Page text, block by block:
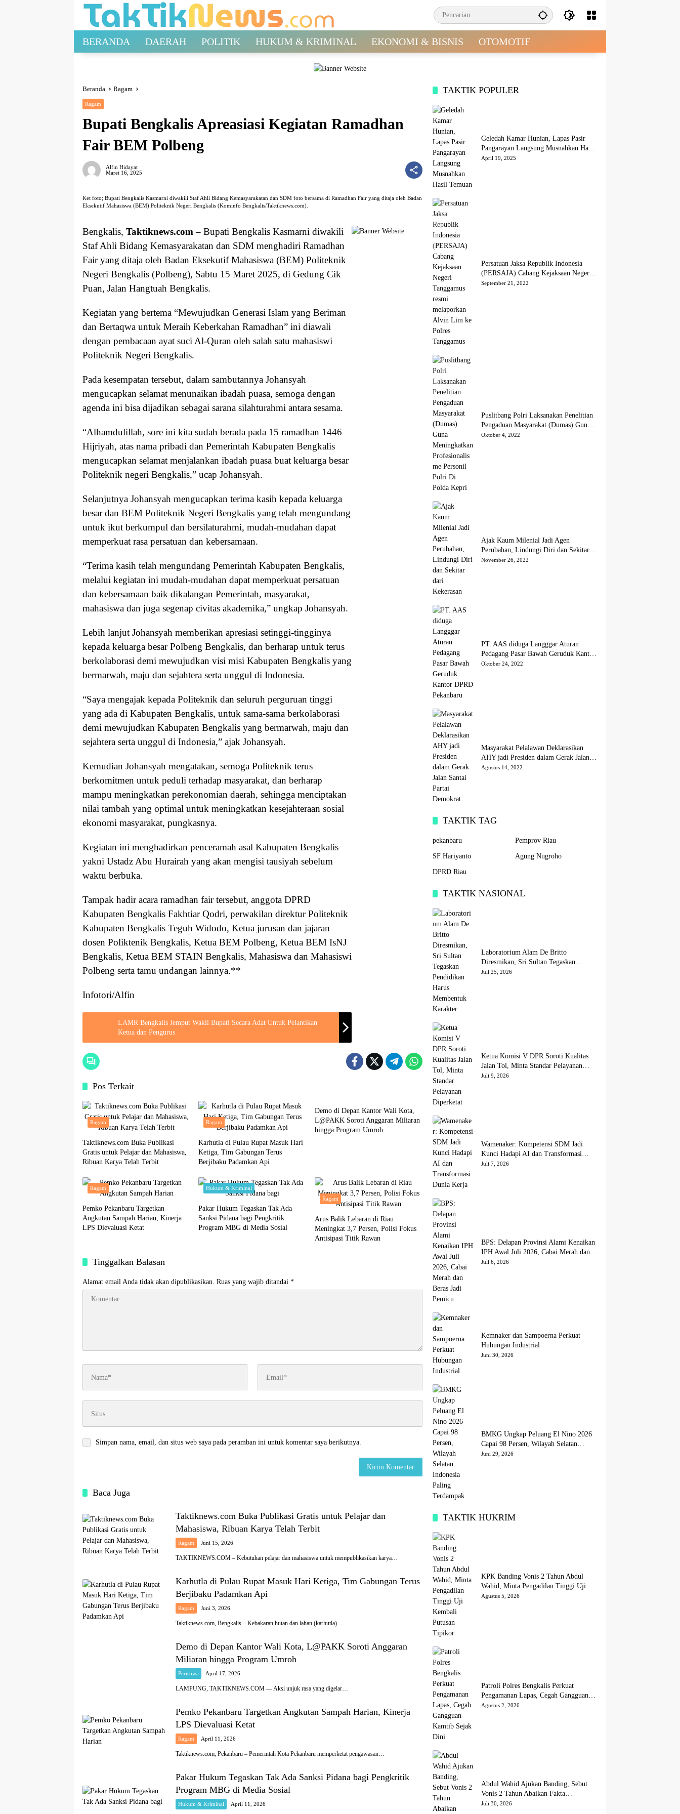
BERANDA DAERAH POLITIK HUKUM & KRIMINAL EKONOMI & BISNIS OTOMOTIF
Beranda Ragam
Ragam
Bupati Bengkalis Apreasiasi Kegiatan Ramadhan
Fair BEM Polbeng
Alfin Hidayat
Maret 16, 2025
Ket foto; Bupati Bengkalis Kasmarni diwakili Staf Ahli Bidang Kemasyarakatan dan SDM foto bersama di Ramadhan Fair yang ditaja oleh Badan
Eksekutif Mahasiswa (BEM) Politeknik Negeri Bengkalis (Kominfo Bengkalis/Taktiknews.com).
Bengkalis, Taktiknews.com– Bupati Bengkalis Kasmarni diwakili
Staf Ahli Bidang Kemasyarakatan dan SDM menghadiri Ramadhan
Fair yang ditaja oleh Badan Eksekutif Mahasiswa (BEM) Politeknik
Negeri Bengkalis (Polbeng), Sabtu 15 Maret 2025, di Gedung Cik
Puan, Jalan Hangtuah Bengkalis.
Kegiatan yang bertema “Mewujudkan Generasi Islam yang Beriman
dan Bertaqwa untuk Meraih Keberkahan Ramadhan” ini diawali
dengan pembacaan ayat suci Al-Quran oleh salah satu mahasiswi
Politeknik Negeri Bengkalis.
Pada kesempatan tersebut, dalam sambutannya Johansyah
mengucapkan selamat menunaikan ibadah puasa, semoga dengan
agenda ini bisa dijadikan sebagai sarana silahturahmi antara sesama.
“Alhamdulillah, sore ini kita sudah berada pada 15 ramadhan 1446
Hijriyah, atas nama pribadi dan Pemerintah Kabupaten Bengkalis
mengucapkan selamat menjalankan ibadah puasa buat keluarga besar
Politeknik negeri Bengkalis,” ucap Johansyah.
Selanjutnya Johansyah mengucapkan terima kasih kepada keluarga
besar dan BEM Politeknik Negeri Bengkalis yang telah mengundang
untuk ikut berkumpul dan bersilaturahmi, mudah-mudahan dapat
memperkuat rasa persatuan dan kebersamaan.
“Terima kasih telah mengundang Pemerintah Kabupaten Bengkalis,
melalui kegiatan ini mudah-mudahan dapat memperkuat persatuan
dan kebersamaan baik dikalangan Pemerintah, masyarakat,
mahasiswa dan juga segenap civitas akademika,” ungkap Johansyah.
Lebih lanjut Johansyah memberikan apresiasi setinggi-tingginya
kepada keluarga besar Polbeng Bengkalis, dan berharap untuk terus
berkolaborasi demi mewujudkan visi misi Kabupaten Bengkalis yang
bermarwah, maju dan sejahtera serta unggul di Indonesia.
“Saya mengajak kepada Politeknik dan seluruh perguruan tinggi
yang ada di Kabupaten Bengkalis, untuk sama-sama berkolaborasi
demi mewujudkan Kabupaten Bengkalis yang bermarwah, maju dan
sejahtera serta unggul di Indonesia,” ajak Johansyah.
Kemudian Johansyah mengatakan, semoga Politeknik terus
berkomitmen untuk peduli terhadap masyarakat, dan berharap
mampu meningkatkan perekonomian daerah, sehingga menciptakan
nilai tambah yang optimal untuk meningkatkan kesejahteraan sosial
ekonomi masyarakat, pungkasnya.
Kegiatan ini menghadirkan penceramah asal Kabupaten Bengkalis
yakni Ustadz Abu Hurairah yang akan mengisi tausiyah sebelum
waktu berbuka.
Tampak hadir acara ramadhan fair tersebut, anggota DPRD
Kabupaten Bengkalis Fakhtiar Qodri, perwakilan direktur Politeknik
Kabupaten Bengkalis Teguh Widodo, Ketua jurusan dan jajaran
dosen Poliktenik Bengkalis, Ketua BEM Polbeng, Ketua BEM IsNJ
Bengkalis, Ketua BEM STAIN Bengkalis, Mahasiswa dan Mahasiswi
Polbeng serta tamu undangan lainnya.**
Infotori/Alfin
LAMR Bengkalis Jemput Wakil Bupati Secara Adat Untuk Pelantikan
Ketua dan Pengurus
Pos Terkait
Ragam
Taktiknews.com Buka Publikasi
Gratis untuk Pelajar dan Mahasiswa,
Ribuan Karya Telah Terbit
Ragam
Karhutla di Pulau Rupat Masuk Hari
Ketiga, Tim Gabungan Terus
Berjibaku Padamkan Api
Demo di Depan Kantor Wali Kota,
L@PAKK Soroti Anggaran Miliaran
hingga Program Umroh
Ragam
Pemko Pekanbaru Targetkan
Angkutan Sampah Harian, Kinerja
LPS Dievaluasi Ketat
Hukum & Kriminal
Pakar Hukum Tegaskan Tak Ada
Sanksi Pidana bagi Pengkritik
Program MBG di Media Sosial
Ragam
Arus Balik Lebaran di Riau
Meningkat 3,7 Persen, Polisi Fokus
Antisipasi Titik Rawan
Tinggalkan Balasan
Alamat email Anda tidak akan dipublikasikan. Ruas yang wajib ditandai *
Simpan nama, email, dan situs web saya pada peramban ini untuk komentar saya berikutnya.
Baca Juga
Taktiknews.com Buka Publikasi Gratis untuk Pelajar dan
Mahasiswa, Ribuan Karya Telah Terbit
Ragam Juni 15, 2026
TAKTIKNEWS.COM – Kebutuhan pelajar dan mahasiswa untuk mempublikasikan karya…
Karhutla di Pulau Rupat Masuk Hari Ketiga, Tim Gabungan Terus
Berjibaku Padamkan Api
Ragam Juni 3, 2026
Taktiknews.com, Bengkalis – Kebakaran hutan dan lahan (karhutla)…
Demo di Depan Kantor Wali Kota, L@PAKK Soroti Anggaran
Miliaran hingga Program Umroh
Peristiwa April 17, 2026
LAMPUNG, TAKTIKNEWS.COM — Aksi unjuk rasa yang digelar…
Pemko Pekanbaru Targetkan Angkutan Sampah Harian, Kinerja
LPS Dievaluasi Ketat
Ragam April 11, 2026
Taktiknews.com, Pekanbaru – Pemerintah Kota Pekanbaru memperketat pengawasan…
Pakar Hukum Tegaskan Tak Ada Sanksi Pidana bagi Pengkritik
Program MBG di Media Sosial
Hukum & Kriminal April 11, 2026
TAKTIK POPULER
Geledah Kamar Hunian, Lapas Pasir
Pangarayan Langsung Musnahkan Hasil
Temuan
April 19, 2025
Persatuan Jaksa Republik Indonesia
(PERSAJA) Cabang Kejaksaan Negeri
Tanggamus resmi melaporkan Alvin
September 21, 2022
Puslitbang Polri Laksanakan Penelitian
Pengaduan Masyarakat (Dumas) Guna
Meningkatkan Profesionalisme Personil
Oktober 4, 2022
Ajak Kaum Milenial Jadi Agen
Perubahan, Lindungi Diri dan Sekitar
dari Kekerasan
November 26, 2022
PT. AAS diduga Langggar Aturan
Pedagang Pasar Bawah Geruduk Kantor
DPRD Pekanbaru
Oktober 24, 2022
Masyarakat Pelalawan Deklarasikan
AHY jadi Presiden dalam Gerak Jalan
Santai Partai Demokrat
Agustus 14, 2022
TAKTIK TAG
pekanbaru Pemprov Riau
SF Hariyanto Agung Nugroho
DPRD Riau
TAKTIK NASIONAL
Laboratorium Alam De Britto
Diresmikan, Sri Sultan Tegaskan
Pendidikan Harus Membentuk Karakter
Juli 25, 2026
Ketua Komisi V DPR Soroti Kualitas
Jalan Tol, Minta Standar Pelayanan
Diperketat
Juli 9, 2026
Wamenaker: Kompetensi SDM Jadi
Kunci Hadapi AI dan Transformasi
Dunia Kerja
Juli 7, 2026
BPS: Delapan Provinsi Alami Kenaikan
IPH Awal Juli 2026, Cabai Merah dan
Beras Jadi Pemicu
Juli 6, 2026
Kemnaker dan Sampoerna Perkuat
Hubungan Industrial
Juni 30, 2026
BMKG Ungkap Peluang El Nino 2026
Capai 98 Persen, Wilayah Selatan
Indonesia Paling Terdampak
Juni 29, 2026
TAKTIK HUKRIM
KPK Banding Vonis 2 Tahun Abdul
Wahid, Minta Pengadilan Tinggi Uji
Kembali Putusan Tipikor
Agustus 5, 2026
Patroli Polres Bengkalis Perkuat
Pengamanan Lapas, Cegah Gangguan
Kamtib Sejak Dini
Agustus 2, 2026
Abdul Wahid Ajukan Banding, Sebut
Vonis 2 Tahun Abaikan Fakta
Persidangan
Juli 30, 2026